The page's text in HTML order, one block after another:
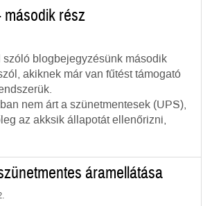
rész
szóló blogbejegyzésünk második
akiknek már van fűtést támogató
nem árt a szünetmentesek (UPS),
az akksik állapotát ellenőrizni,
áramellátása